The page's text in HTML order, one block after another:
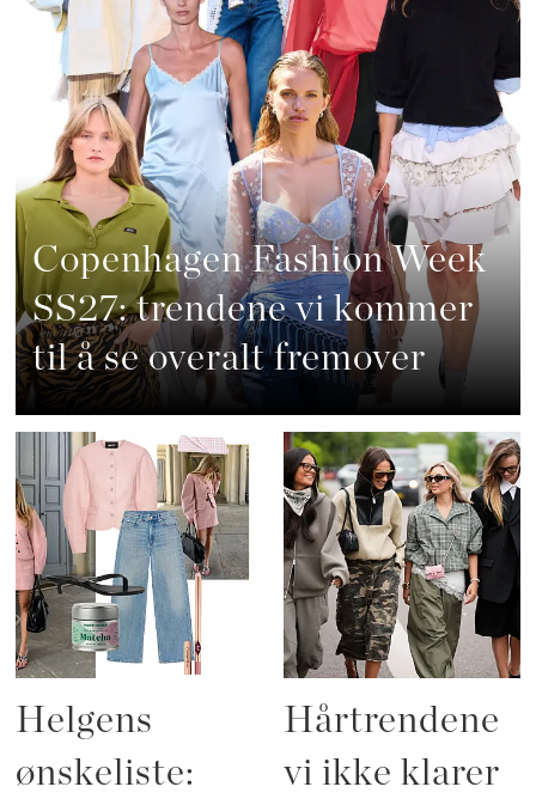
Copenhagen Fashion Week
SS27: trendene vi kommer
til å se overalt fremover
Helgens
ønskeliste:
Hårtrendene
vi ikke klarer